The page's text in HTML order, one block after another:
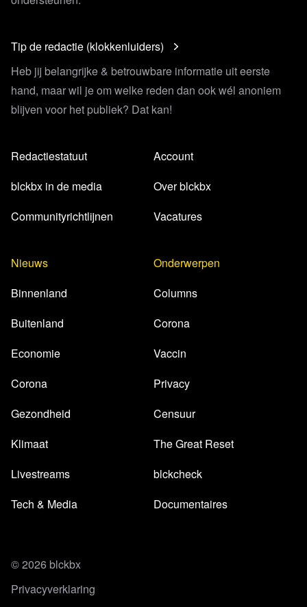
Tip de redactie (klokkenluiders)
Heb jij belangrijke & betrouwbare informatie uit eerste
hand, maar wil je om welke reden dan ook wél anoniem
blijven voor het publiek? Dat kan!
Redactiestatuut
blckbx in de media
Communityrichtlijnen
Account
Over blckbx
Vacatures
Nieuws
Binnenland
Buitenland
Economie
Corona
Gezondheid
Klimaat
Livestreams
Tech & Media
Onderwerpen
Columns
Corona
Vaccin
Privacy
Censuur
The Great Reset
blckcheck
Documentaires
© 2026 blckbx
Privacyverklaring